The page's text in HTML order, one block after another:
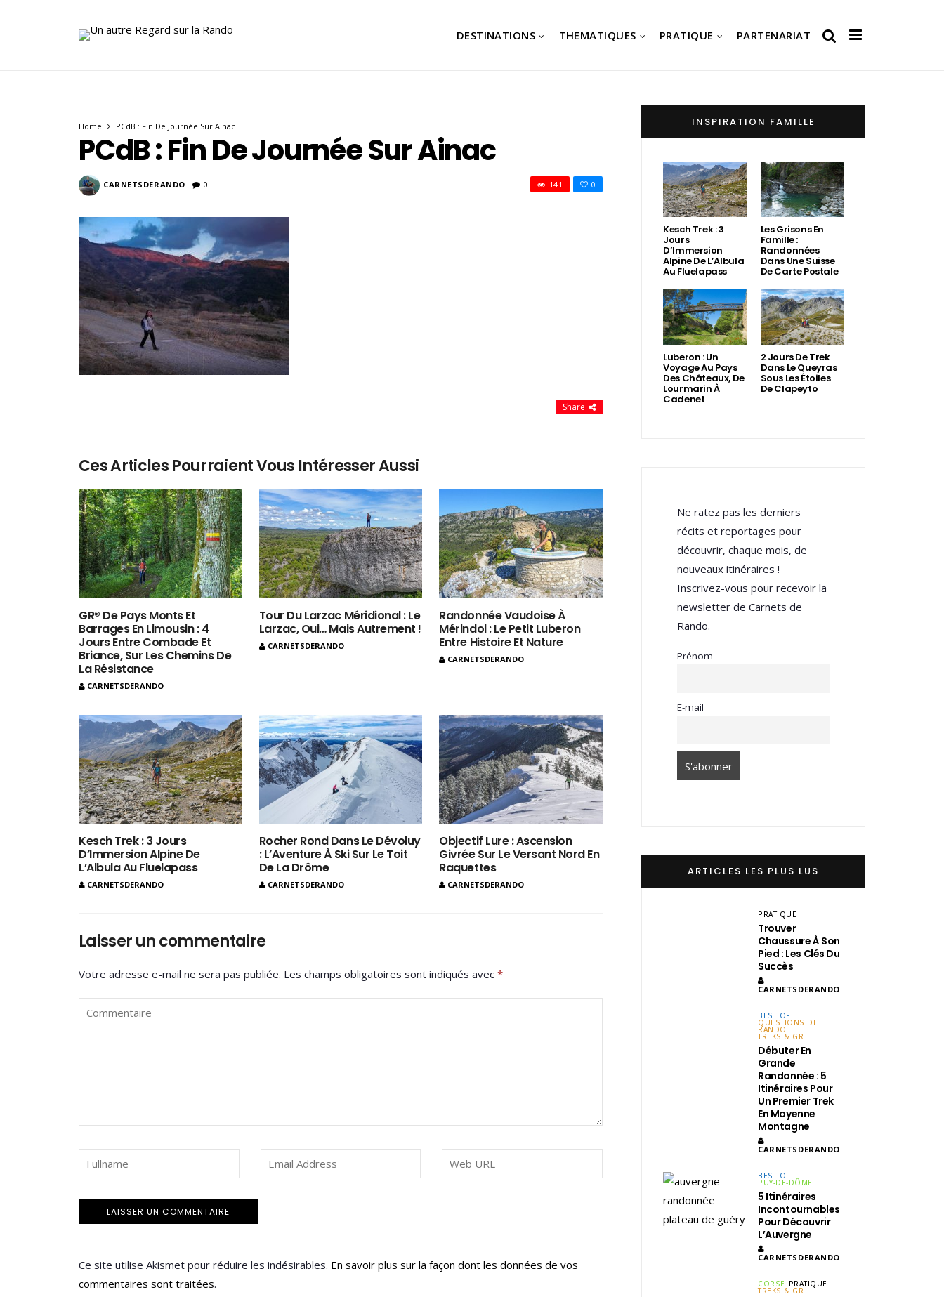
DESTINATIONS THEMATIQUES PRATIQUE PARTENARIAT
Home PCdB : Fin De Journée Sur Ainac
PCdB : Fin De Journée Sur Ainac
CARNETSDERANDO 0 0
141
Share
Ces Articles Pourraient Vous Intéresser Aussi
GR® De Pays Monts Et
Barrages En Limousin : 4
Jours Entre Combade Et
Briance, Sur Les Chemins De
La Résistance
CARNETSDERANDO
Tour Du Larzac Méridional : Le
Larzac, Oui… Mais Autrement !
CARNETSDERANDO
Randonnée Vaudoise À
Mérindol : Le Petit Luberon
Entre Histoire Et Nature
CARNETSDERANDO
Kesch Trek : 3 Jours
D’Immersion Alpine De
L’Albula Au Fluelapass
CARNETSDERANDO
Rocher Rond Dans Le Dévoluy
: L’Aventure À Ski Sur Le Toit
De La Drôme
CARNETSDERANDO
Objectif Lure : Ascension
Givrée Sur Le Versant Nord En
Raquettes
CARNETSDERANDO
Laisser un commentaire
Votre adresse e-mail ne sera pas publiée. Les champs obligatoires sont indiqués avec *
Ce site utilise Akismet pour réduire les indésirables. En savoir plus sur la façon dont les données de vos
commentaires sont traitées.
INSPIRATION FAMILLE
Kesch Trek : 3
Jours
D’Immersion
Alpine De L’Albula
Au Fluelapass
Les Grisons En
Famille :
Randonnées
Dans Une Suisse
De Carte Postale
Luberon : Un
Voyage Au Pays
Des Châteaux, De
Lourmarin À
Cadenet
2 Jours De Trek
Dans Le Queyras
Sous Les Étoiles
De Clapeyto
Ne ratez pas les derniers
récits et reportages pour
découvrir, chaque mois, de
nouveaux itinéraires !
Inscrivez-vous pour recevoir la
newsletter de Carnets de
Rando.
Prénom
E-mail
ARTICLES LES PLUS LUS
PRATIQUE
Trouver
Chaussure À Son
Pied : Les Clés Du
Succès
CARNETSDERANDO
BEST OF
QUESTIONS DE
RANDO
TREKS & GR
Débuter En
Grande
Randonnée : 5
Itinéraires Pour
Un Premier Trek
En Moyenne
Montagne
CARNETSDERANDO
BEST OF
PUY-DE-DÔME
5 Itinéraires
Incontournables
Pour Découvrir
L’Auvergne
CARNETSDERANDO
CORSE PRATIQUE
TREKS & GR